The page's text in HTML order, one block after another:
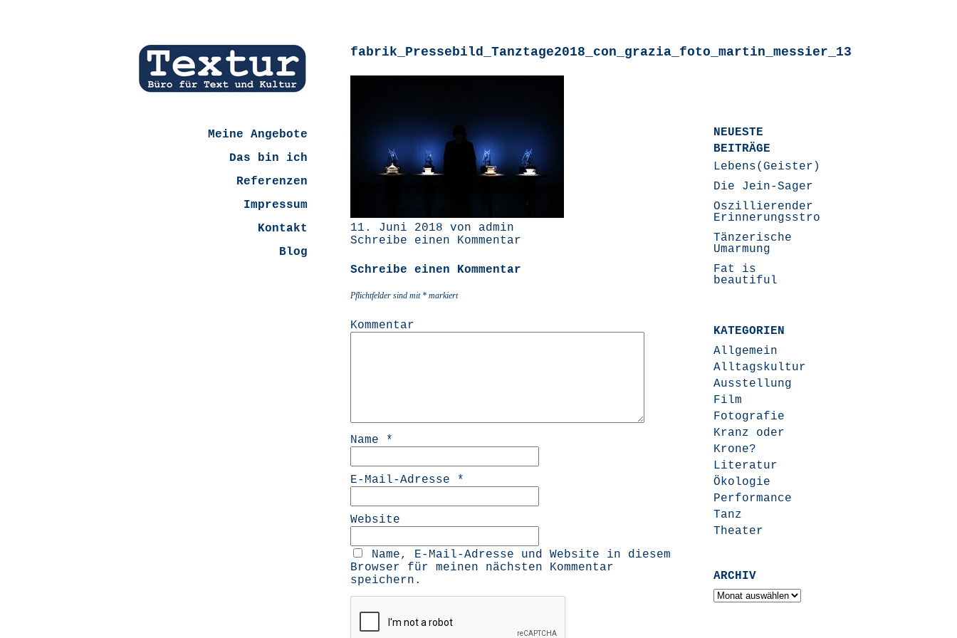
Meine Angebote
Das bin ich
Referenzen
Impressum
Kontakt
Blog
fabrik_Pressebild_Tanztage2018_con_grazia_foto_martin_messier_13
11. Juni 2018 von admin
Schreibe einen Kommentar
Schreibe einen Kommentar
Pflichtfelder sind mit * markiert
Kommentar
Name *
E-Mail-Adresse *
Website
Name, E-Mail-Adresse und Website in diesem
Browser für meinen nächsten Kommentar
speichern.
NEUESTE
BEITRÄGE
Lebens(Geister)Geschichten
Die Jein-Sager
Oszillierender
Erinnerungsstrom
Tänzerische
Umarmung
Fat is
beautiful
KATEGORIEN
Allgemein
Alltagskultur
Ausstellung
Film
Fotografie
Kranz oder
Krone?
Literatur
Ökologie
Performance
Tanz
Theater
ARCHIV
Archiv